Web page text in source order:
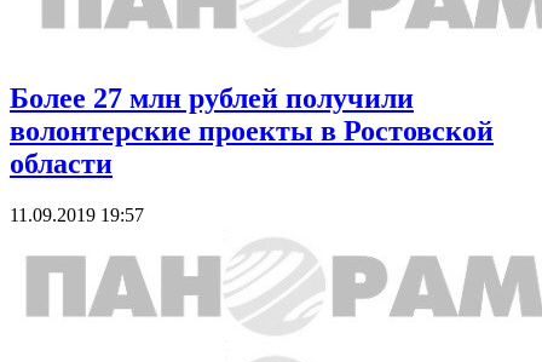
Более 27 млн рублей получили
волонтерские проекты в Ростовской
области
11.09.2019 19:57